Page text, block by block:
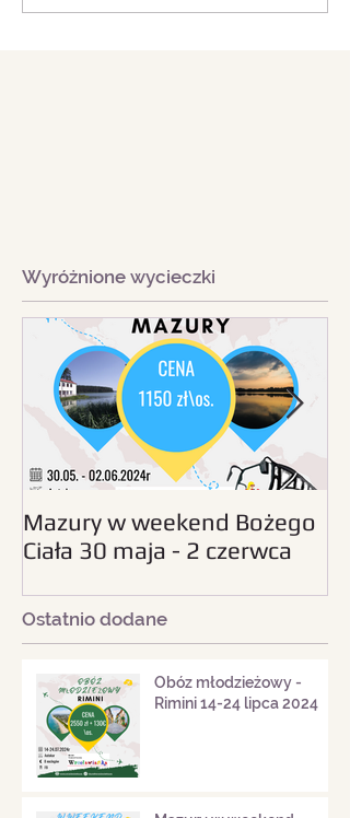
Wyróżnione wycieczki
Mazury w weekend Bożego
Ciała 30 maja - 2 czerwca
Ostatnio dodane
Obóz młodzieżowy -
Rimini 14-24 lipca 2024